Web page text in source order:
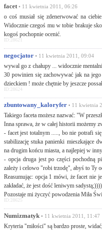
facet • 11 kwietnia 2011, 06:26
o coś musiał się zdenerwować na
Widocznie czegoś mu w tobie brakuje
kogoś pochopnie ocenić.
ID:28621
negocjator • 11 kwietnia 2011, 09:04
wywal go z chałupy ... widocznie
30 powinien się zachowywać jak na
dzieckiem ! może chętnie by jeszcze
ID:28624
zbuntowany_kaloryfer • 11 kwietnia
Takiego faceta możesz nazwać: "W
Inna sprawa, że w całej historii możemy
- facet jest totalnym ....., bo nie potrafi
stabilizację stuka panienki mieszkające
na drugim końcu miasta, a najlepiej w
- opcja druga jest po części pochodną
zależy i celowo "robi trzodę", abyś to Ty
Reasumując: opcja 1 mówi, że facet nie
zakładać, że jest dość leniwym
Pozostaje mi życzyć powodzenia Miła
ID:28625
Numizmatyk • 11 kwietnia 2011, 11:47
Kryteria "miłości" są bardzo proste,